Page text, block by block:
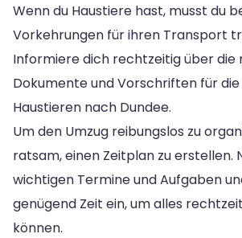
Wenn du Haustiere hast, musst du
Vorkehrungen für ihren Transport
Informiere dich rechtzeitig über die
Dokumente und Vorschriften für die
Haustieren nach Dundee.
Um den Umzug reibungslos zu
ratsam, einen Zeitplan zu erstellen.
wichtigen Termine und Aufgaben
genügend Zeit ein, um alles
können.